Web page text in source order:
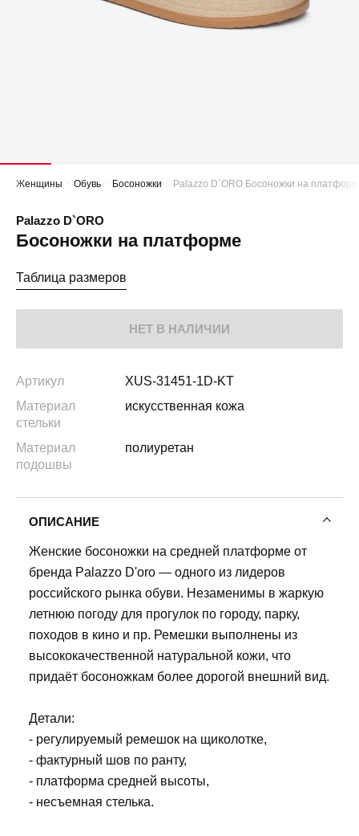
Женщины Обувь Босоножки Palazzo D`ORO Босоножки на
Palazzo D`ORO
Босоножки на платформе
Таблица размеров
НЕТ В НАЛИЧИИ
Артикул
XUS-31451-1D-KT
Материал
стельки
искусственная кожа
Материал
подошвы
полиуретан
ОПИСАНИЕ
Женские босоножки на средней платформе от
бренда Palazzo D'oro — одного из лидеров
российского рынка обуви. Незаменимы в жаркую
летнюю погоду для прогулок по городу, парку,
походов в кино и пр. Ремешки выполнены из
высококачественной натуральной кожи, что
придаёт босоножкам более дорогой внешний вид.
Детали:
- регулируемый ремешок на щиколотке,
- фактурный шов по ранту,
- платформа средней высоты,
- несъемная стелька.